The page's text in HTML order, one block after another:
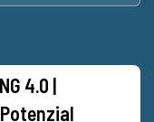
4.0 |